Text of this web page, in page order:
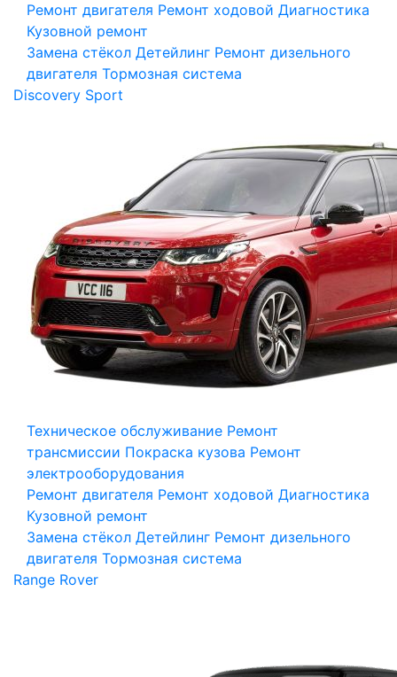
Ремонт двигателя Ремонт ходовой Диагностика
Кузовной ремонт
Замена стёкол Детейлинг Ремонт дизельного
двигателя Тормозная система
Discovery Sport
Техническое обслуживание Ремонт
трансмиссии Покраска кузова Ремонт
электрооборудования
Ремонт двигателя Ремонт ходовой Диагностика
Кузовной ремонт
Замена стёкол Детейлинг Ремонт дизельного
двигателя Тормозная система
Range Rover